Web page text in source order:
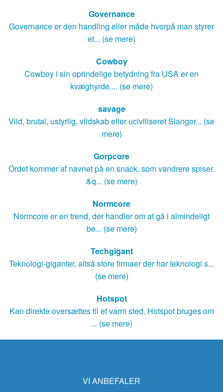
Governance
Governance er den handling eller måde hvorpå man styrer
et... (se mere)
Cowboy
Cowboy i sin oprindelige betydning fra USA er en
kvæghyrde.... (se mere)
savage
Vild, brutal, ustyrlig, vildskab eller uciviliseret Slangor... (se
mere)
Gorpcore
Ordet kommer af navnet på en snack, som vandrere spiser.
&q... (se mere)
Normcore
Normcore er en trend, der handler om at gå i almindeligt
be... (se mere)
Techgigant
Teknologi-giganter, altså store firmaer der har teknologi s...
(se mere)
Hotspot
Kan direkte oversættes til et varm sted. Hotspot bruges om
... (se mere)
VI ANBEFALER